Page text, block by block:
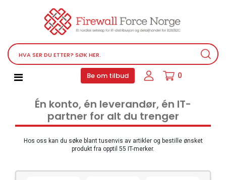
Be om tilbud 0
Nettverksutstyr
Service, støtteprogrammer og lisenser
Telefoner, PBX og VOIP
Programvare
Tilbehør
Lyd video og multimedia
Skjermer og projektorer
Servere og lagringsutstyr
Én konto, én leverandør, én IT-
partner for alt du trenger
Hos oss kan du søke blant tusenvis av artikler og bestille ønsket
produkt fra opptil 55 IT-merker.